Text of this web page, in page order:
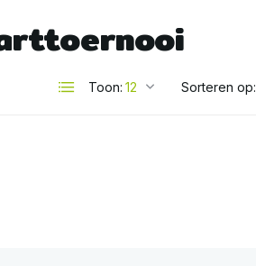
Toon: Sorteren op: